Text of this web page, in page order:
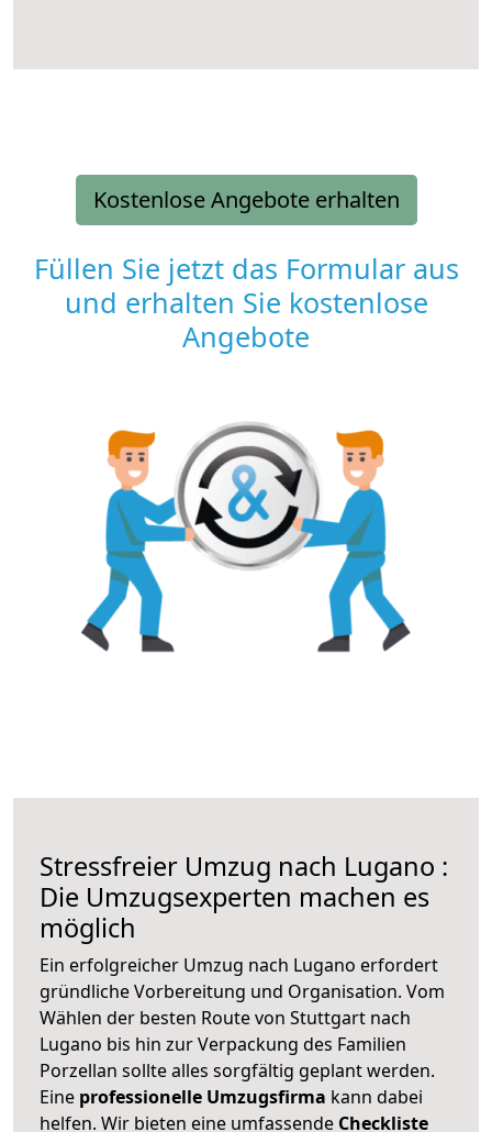
Kostenlose Angebote erhalten
Füllen Sie jetzt das Formular aus
und erhalten Sie kostenlose
Angebote
Stressfreier Umzug nach Lugano :
Die Umzugsexperten machen es
möglich
Ein erfolgreicher Umzug nach Lugano erfordert
gründliche Vorbereitung und Organisation. Vom
Wählen der besten Route von Stuttgart nach
Lugano bis hin zur Verpackung des Familien
Porzellan sollte alles sorgfältig geplant werden.
Eine professionelle Umzugsfirma kann dabei
helfen. Wir bieten eine umfassende Checkliste